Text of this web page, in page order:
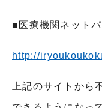
■医療機関ネット
http://
上記のサイトから